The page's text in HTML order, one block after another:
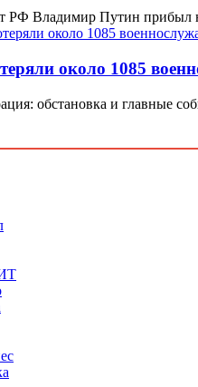
РФ Владимир Путин прибыл
около 1085
обстановка и главные